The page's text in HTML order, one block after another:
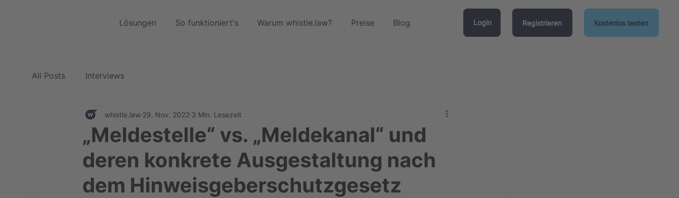
Login Registrieren Kostenlos testen
Lösungen So funktioniert's Warum whistle.law? Preise Blog
All Posts Interviews
„Meldestelle“ vs. „Meldekanal“ und
deren konkrete Ausgestaltung nach
dem Hinweisgeberschutzgesetz
whistle.law 29. Nov. 2022 3 Min. Lesezeit